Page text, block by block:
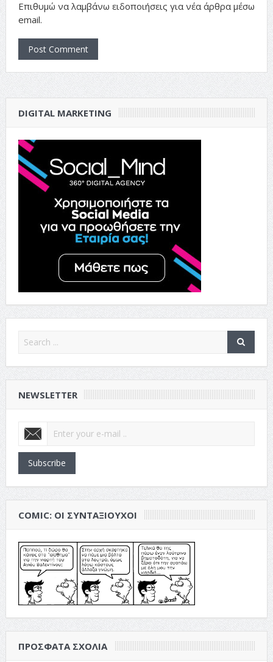
Επιθυμώ να λαμβάνω ειδοποιήσεις για νέα άρθρα μέσω
email.
DIGITAL MARKETING
NEWSLETTER
Subscribe
COMIC: ΟΙ ΣΥΝΤΑΞΙΟΎΧΟΙ
ΠΡΌΣΦΑΤΑ ΣΧΌΛΙΑ